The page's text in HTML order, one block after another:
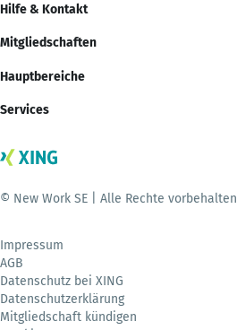
Hilfe & Kontakt
Mitgliedschaften
Hauptbereiche
Services
© New Work SE | Alle Rechte vorbehalten
Impressum
AGB
Datenschutz bei XING
Datenschutzerklärung
Mitgliedschaft kündigen